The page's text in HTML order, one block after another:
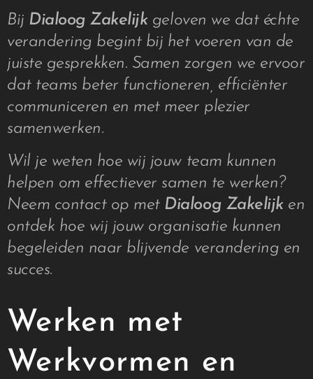
Bij Dialoog Zakelijk geloven we dat échte
verandering begint bij het voeren van de
juiste gesprekken. Samen zorgen we ervoor
dat teams beter functioneren, efficiënter
communiceren en met meer plezier
samenwerken.
Wil je weten hoe wij jouw team kunnen
helpen om effectiever samen te werken?
Neem contact op met Dialoog Zakelijk en
ontdek hoe wij jouw organisatie kunnen
begeleiden naar blijvende verandering en
succes.
Werken met
Werkvormen en